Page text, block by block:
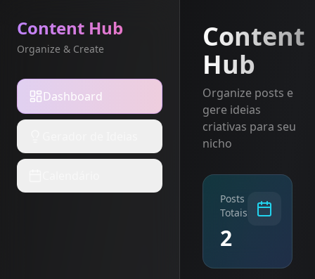
Content Hub
Organize & Create
Dashboard
Content
Hub
Organize posts e
gere ideias
criativas para seu
nicho
Posts
Totais
2